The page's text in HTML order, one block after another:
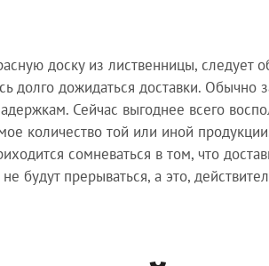
доску из лиственницы, следует
долго дожидаться доставки. Обычно
Сейчас выгоднее всего
количество той или иной
сомневаться в том, что
будут прерываться, а это,